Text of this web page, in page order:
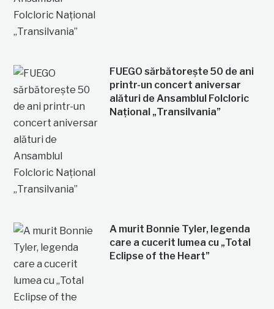
FUEGO sărbătorește 50 de ani
printr-un concert aniversar
alături de Ansamblul Folcloric
Național „Transilvania”
A murit Bonnie Tyler, legenda
care a cucerit lumea cu „Total
Eclipse of the Heart”